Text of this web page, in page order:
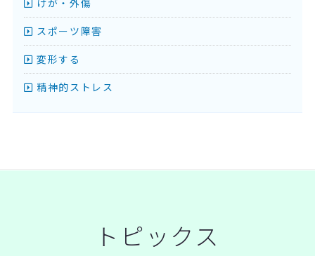
けが・外傷
スポーツ障害
変形する
精神的ストレス
トピックス